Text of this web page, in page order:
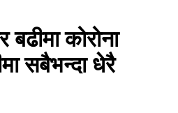
कोरोना
सबैभन्दा धेरै